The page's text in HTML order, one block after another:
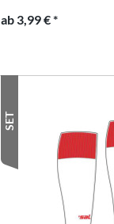
ab 3,99 € *
SET